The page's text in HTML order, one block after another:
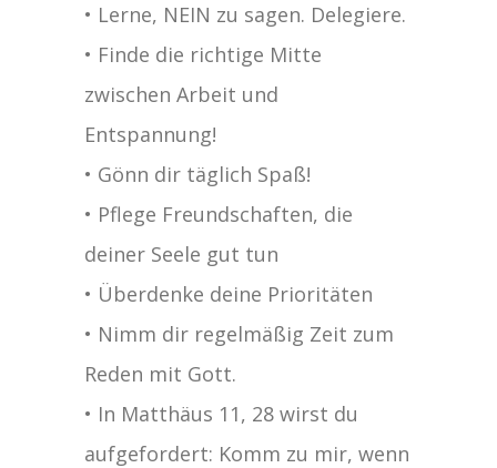
• Lerne, NEIN zu sagen. Delegiere.
• Finde die richtige Mitte
zwischen Arbeit und
Entspannung!
• Gönn dir täglich Spaß!
• Pflege Freundschaften, die
deiner Seele gut tun
• Überdenke deine Prioritäten
• Nimm dir regelmäßig Zeit zum
Reden mit Gott.
• In Matthäus 11, 28 wirst du
aufgefordert: Komm zu mir, wenn